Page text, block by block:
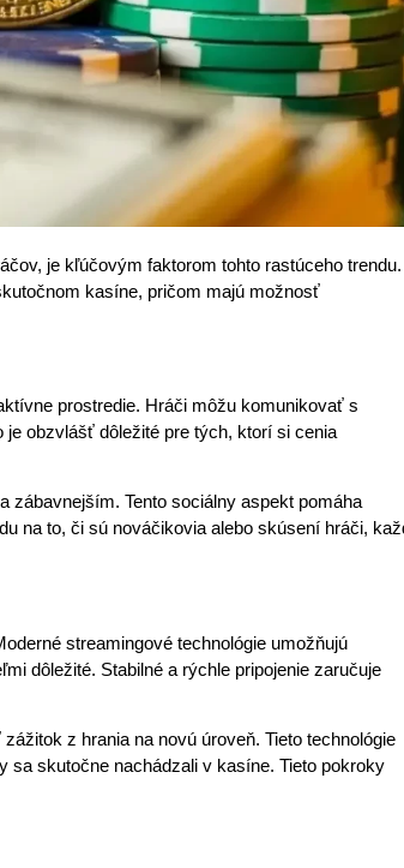
je kľúčovým faktorom tohto rastúceho
kasíne, pričom majú možnosť
prostredie. Hráči môžu komunikovať s
je obzvlášť dôležité pre tých, ktorí si cenia
zábavnejším. Tento sociálny aspekt pomáha
na to, či sú nováčikovia alebo skúsení hráči,
streamingové technológie umožňujú
dôležité. Stabilné a rýchle pripojenie zaručuje
z hrania na novú úroveň. Tieto technológie
sa skutočne nachádzali v kasíne. Tieto pokroky